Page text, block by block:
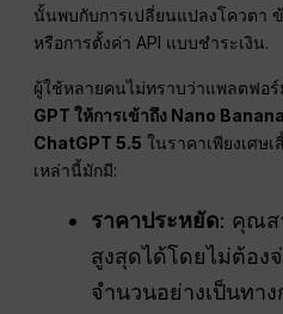
นั้นพบกับการเปลี่ยนแปลงโควตา
หรือการตั้งค่า API แบบชำระเงิน.
ผู้ใช้หลายคนไม่ทราบว่าแพลตฟอ
GPT ให้การเข้าถึง Nano
ChatGPT 5.5 ในราคาเพียงเศษ
เหล่านี้มักมี:
ราคาประหยัด: คุณส
สูงสุดได้โดยไม่ต้อง
จำนวนอย่างเป็นทาง